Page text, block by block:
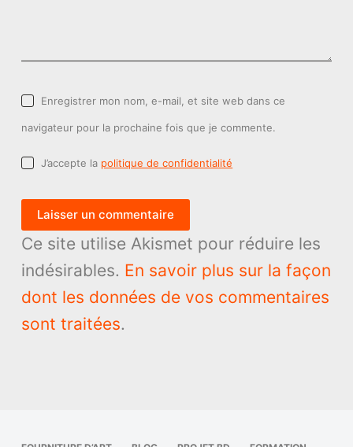
Enregistrer mon nom, e-mail, et site web dans ce
navigateur pour la prochaine fois que je commente.
J’accepte la politique de confidentialité
Laisser un commentaire
Ce site utilise Akismet pour réduire les
indésirables. En savoir plus sur la façon
dont les données de vos commentaires
sont traitées.